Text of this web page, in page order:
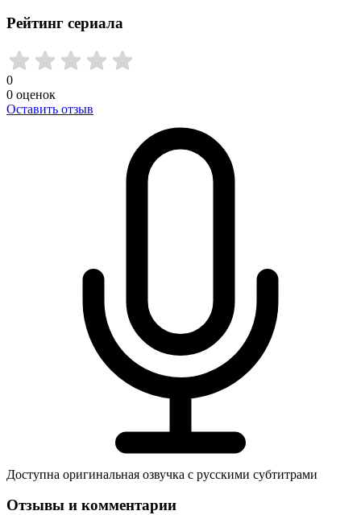
Рейтинг сериала
0
0 оценок
Оставить отзыв
Доступна оригинальная озвучка с русскими субтитрами
Отзывы и комментарии